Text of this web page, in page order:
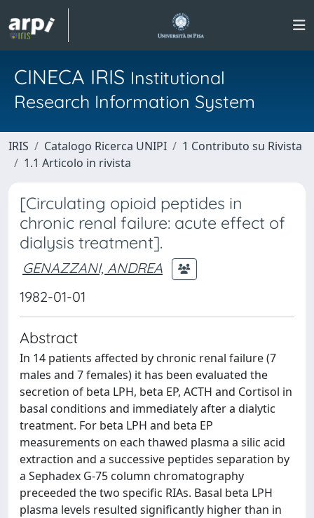
CINECA IRIS Institutional
Research Information System
IRIS Catalogo Ricerca UNIPI
1 Contributo su Rivista
1.1 Articolo in rivista
[Circulating opioid peptides in
chronic renal failure: acute effect of
dialysis treatment].
GENAZZANI, ANDREA
1982-01-01
Abstract
In 14 patients affected by chronic renal failure (7
males and 7 females) it has been evaluated the
secretion of beta LPH, beta EP, ACTH and Cortisol in
basal conditions and immediately after a dialytic
treatment. For beta LPH and beta EP
measurements on each thawed plasma a silic acid
extraction and a successive peptides separation by
a Sephadex G-75 column chromatography
preceeded the two specific RIAs. Basal beta LPH
plasma levels resulted significantly higher than in